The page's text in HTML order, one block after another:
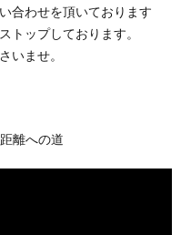
合わせを頂いております
トップしております。
いませ。
離への道